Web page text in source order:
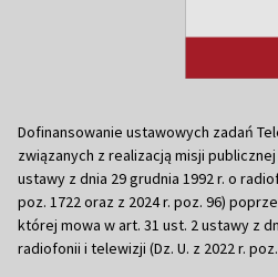
Dofinansowanie ustawowych zadań
związanych z realizacją misji
ustawy z dnia 29 grudnia 1992 r. o
poz. 1722 oraz z 2024 r. poz. 96)
której mowa w art. 31 ust. 2 ustawy z
radiofonii i telewizji (Dz. U. z 2022 r.